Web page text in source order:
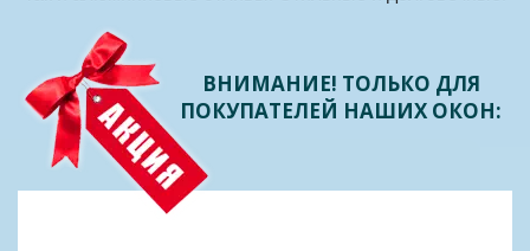
ВНИМАНИЕ! ТОЛЬКО ДЛЯ
ПОКУПАТЕЛЕЙ НАШИХ ОКОН: